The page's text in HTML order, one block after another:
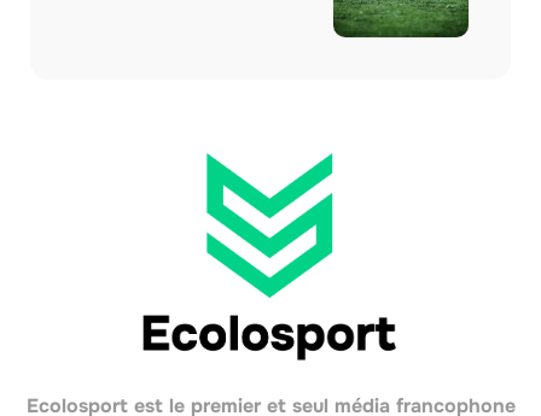
Ecolosport est le premier et seul média francophone